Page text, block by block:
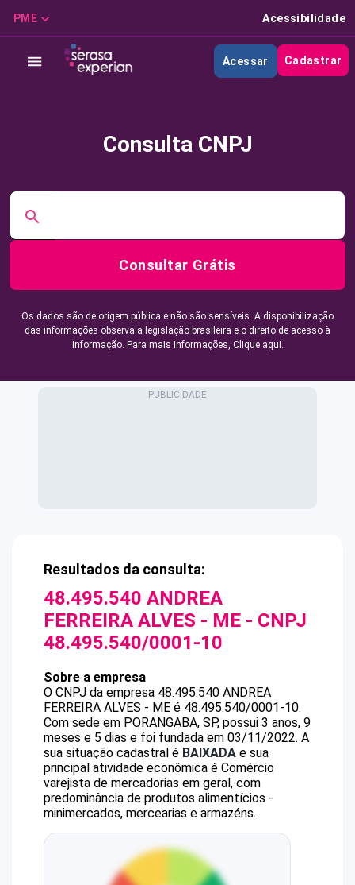
PME Acessibilidade
Acessar Cadastrar
Consulta CNPJ
Consultar Grátis
Os dados são de origem pública e não são sensíveis. A disponibilização
das informações observa a legislação brasileira e o direito de acesso à
informação. Para mais informações, Clique aqui.
Resultados da consulta:
48.495.540 ANDREA
FERREIRA ALVES - ME - CNPJ
48.495.540/0001-10
Sobre a empresa
O CNPJ da empresa 48.495.540 ANDREA
FERREIRA ALVES - ME é 48.495.540/0001-10.
Com sede em PORANGABA, SP, possui 3 anos, 9
meses e 5 dias e foi fundada em 03/11/2022. A
sua situação cadastral é BAIXADA e sua
principal atividade econômica é Comércio
varejista de mercadorias em geral, com
predominância de produtos alimentícios -
minimercados, mercearias e armazéns.